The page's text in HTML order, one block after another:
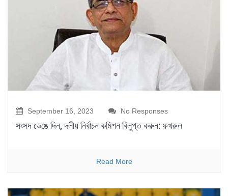
September 16, 2023 No Responses
সংসদ ভেঙে দিন, দলীয় নির্বাচন কমিশন বিলুপ্ত করুন: ফখরুল
Read More